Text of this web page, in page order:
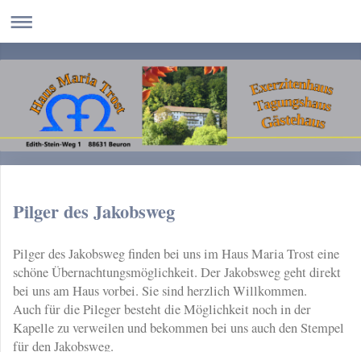
Pilger des Jakobsweg
Pilger des Jakobsweg finden bei uns im Haus Maria Trost eine
schöne Übernachtungsmöglichkeit. Der Jakobsweg geht direkt
bei uns am Haus vorbei. Sie sind herzlich Willkommen.
Auch für die Pileger besteht die Möglichkeit noch in der
Kapelle zu verweilen und bekommen bei uns auch den Stempel
für den Jakobsweg.